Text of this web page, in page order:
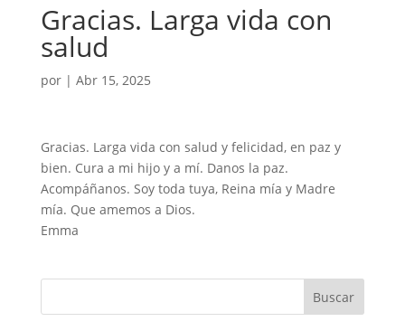
Gracias. Larga vida con
salud
por | Abr 15, 2025
Gracias. Larga vida con salud y felicidad, en paz y
bien. Cura a mi hijo y a mí. Danos la paz.
Acompáñanos. Soy toda tuya, Reina mía y Madre
mía. Que amemos a Dios.
Emma
Buscar